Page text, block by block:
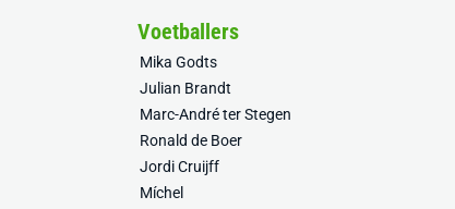
Voetballers
Mika Godts
Julian Brandt
Marc-André ter Stegen
Ronald de Boer
Jordi Cruijff
Míchel